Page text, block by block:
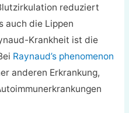
reduziert
auch die Lippen
Krankheit ist die
Raynaud’s phenomenon
anderen Erkrankung,